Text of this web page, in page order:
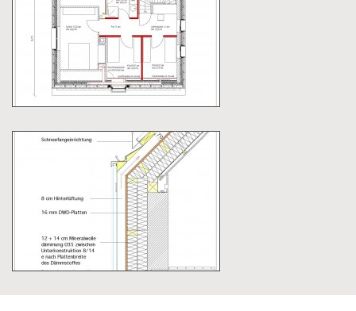
optimal absorbiert. Die erwärmte Luft steigt
unter der Glasabdeckung bis zum Giebel auf.
Dort sammelt sie sich und wird zum Heizen und
zur Warmwassererzeugung ins Gebäude geleitet.
Auf diese Weise wird an einem sonnigen
Scheint die Sonne einmal nicht, kann mit
einem Holzofen geheizt und warmes Wasser
erzeugt werden.
Im Sommer wird die erwärmte Luft am Giebel
ausgelassen. So entsteht ein kühlender
Luftstrom, der an heißen Tagen für angenehme
Temperaturen im Haus sorgt.